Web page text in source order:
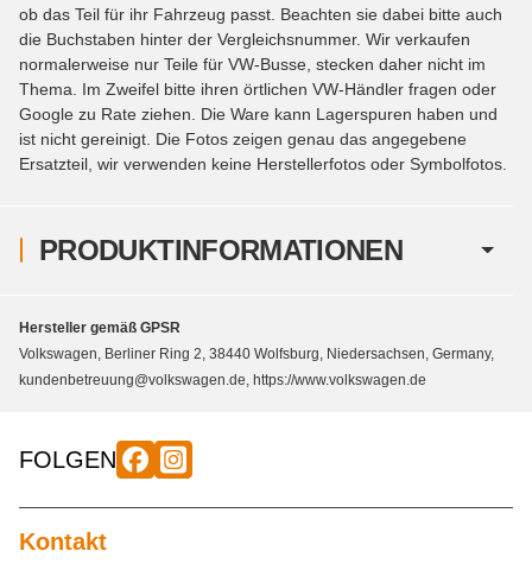
PRODUKTINFORMATIONEN
ob das Teil für ihr Fahrzeug passt. Beachten sie dabei bitte auch
die Buchstaben hinter der Vergleichsnummer. Wir verkaufen
normalerweise nur Teile für VW-Busse, stecken daher nicht im
Thema. Im Zweifel bitte ihren örtlichen VW-Händler fragen oder
Google zu Rate ziehen. Die Ware kann Lagerspuren haben und
ist nicht gereinigt. Die Fotos zeigen genau das angegebene
Ersatzteil, wir verwenden keine Herstellerfotos oder Symbolfotos.
Hersteller gemäß GPSR
Volkswagen, Berliner Ring 2, 38440 Wolfsburg, Niedersachsen, Germany,
kundenbetreuung@volkswagen.de, https://www.volkswagen.de
FOLGEN
Kontakt